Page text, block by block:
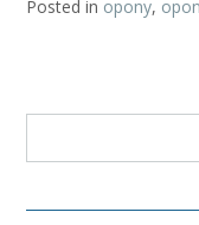
Posted in opony,